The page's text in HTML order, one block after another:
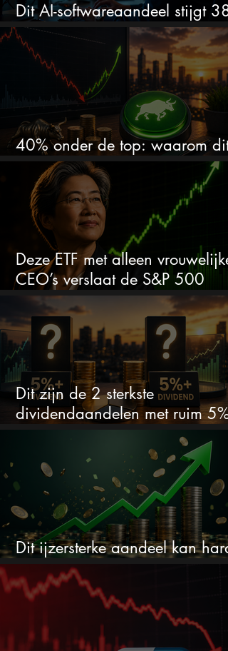
Dit AI-softwareaandeel stijgt
en zet de SaaS-crash op zijn
40% onder de top: waarom dit
aandeel weer interessant wordt
Deze ETF met alleen vrouwelijke
CEO’s verslaat de S&P 500
keihard
Dit zijn de 2 sterkste
dividendaandelen met ruim 5%
Dit ijzersterke aandeel kan hard
stijgen maar bijna niemand kijkt